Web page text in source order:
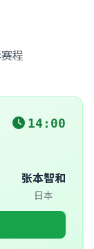
程
14:00
张本智和
日本